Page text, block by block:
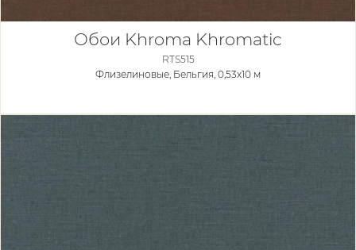
Обои Khroma Khromatic
RTS515
Флизелиновые, Бельгия, 0,53x10 м